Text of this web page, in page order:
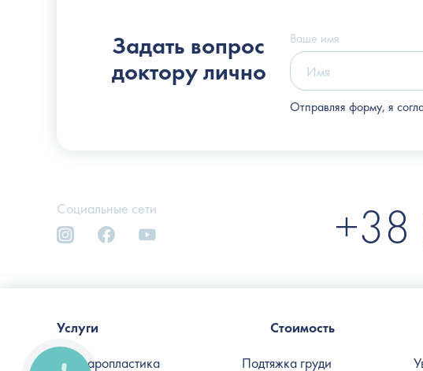
Задать вопрос
доктору лично
Ваше имя
Отправляя форму, я
Социальные сети +38
Услуги Стоимость
Блефаропластика
Подтяжка груди